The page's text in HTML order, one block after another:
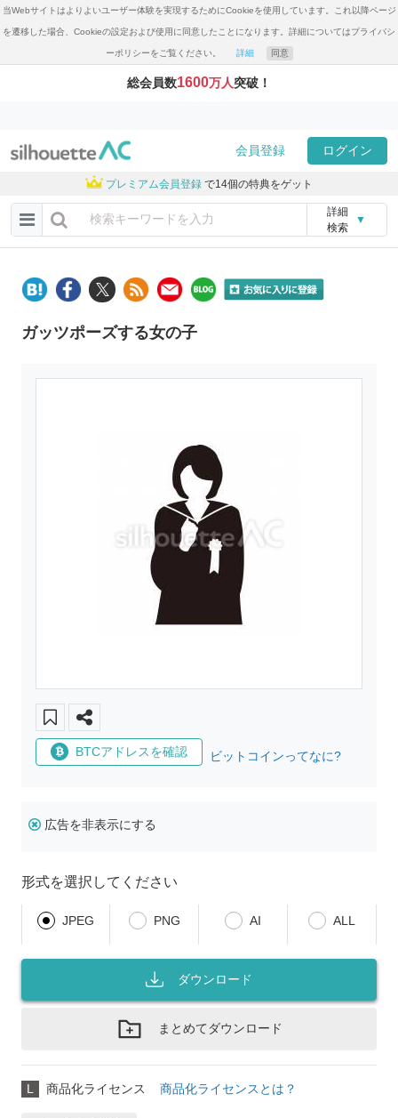
当Webサイトはよりよいユーザー体験を実現するためにCookieを使用しています。これ以降ページ
を遷移した場合、Cookieの設定および使用に同意したことになります。詳細についてはプライバシ
ーポリシーをご覧ください。 詳細 同意
総会員数1600万人突破！
会員登録 ログイン
プレミアム会員登録 で14個の特典をゲット
詳細
検索
▼
ガッツポーズする女の子
BTCアドレスを確認 ビットコインってなに?
広告を非表示にする
形式を選択してください
JPEG PNG AI ALL
ダウンロード
まとめてダウンロード
L 商品化ライセンス 商品化ライセンスとは？